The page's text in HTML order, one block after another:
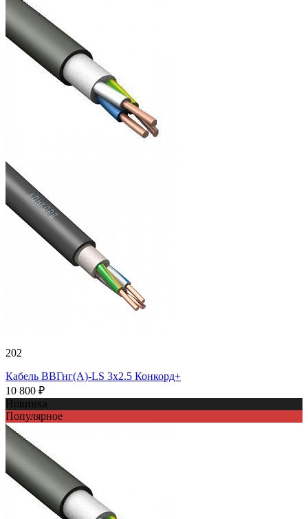
202
Кабель ВВГнг(А)-LS 3х2.5 Конкорд+
10 800 ₽
Новинка
Популярное